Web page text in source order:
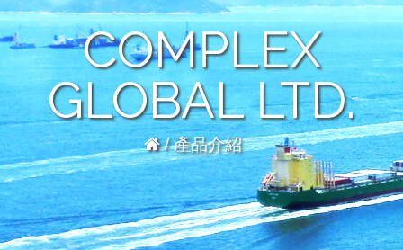
e
n
a
v
i
g
a
t
i
o
n
COMPLEX
GLOBAL LTD.
/產品介紹